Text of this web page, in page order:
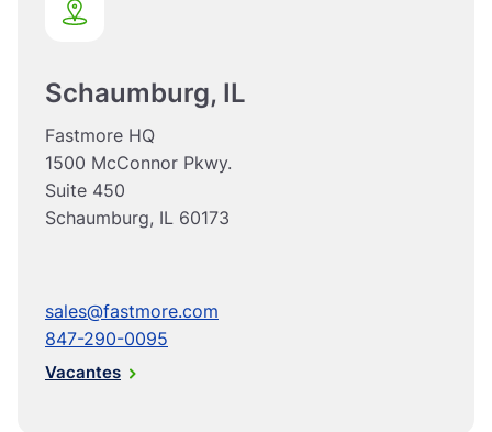
Schaumburg, IL
Fastmore HQ
1500 McConnor Pkwy.
Suite 450
Schaumburg, IL 60173
sales@fastmore.com
847-290-0095
Vacantes